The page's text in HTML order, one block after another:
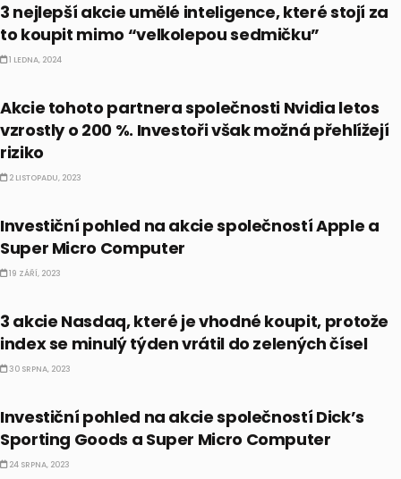
3 nejlepší akcie umělé inteligence, které stojí za
to koupit mimo “velkolepou sedmičku”
1 LEDNA, 2024
Akcie tohoto partnera společnosti Nvidia letos
vzrostly o 200 %. Investoři však možná přehlížejí
riziko
2 LISTOPADU, 2023
Investiční pohled na akcie společností Apple a
Super Micro Computer
19 ZÁŘÍ, 2023
3 akcie Nasdaq, které je vhodné koupit, protože
index se minulý týden vrátil do zelených čísel
30 SRPNA, 2023
Investiční pohled na akcie společností Dick’s
Sporting Goods a Super Micro Computer
24 SRPNA, 2023